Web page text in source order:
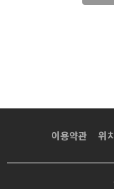
지
가
이용약관 위